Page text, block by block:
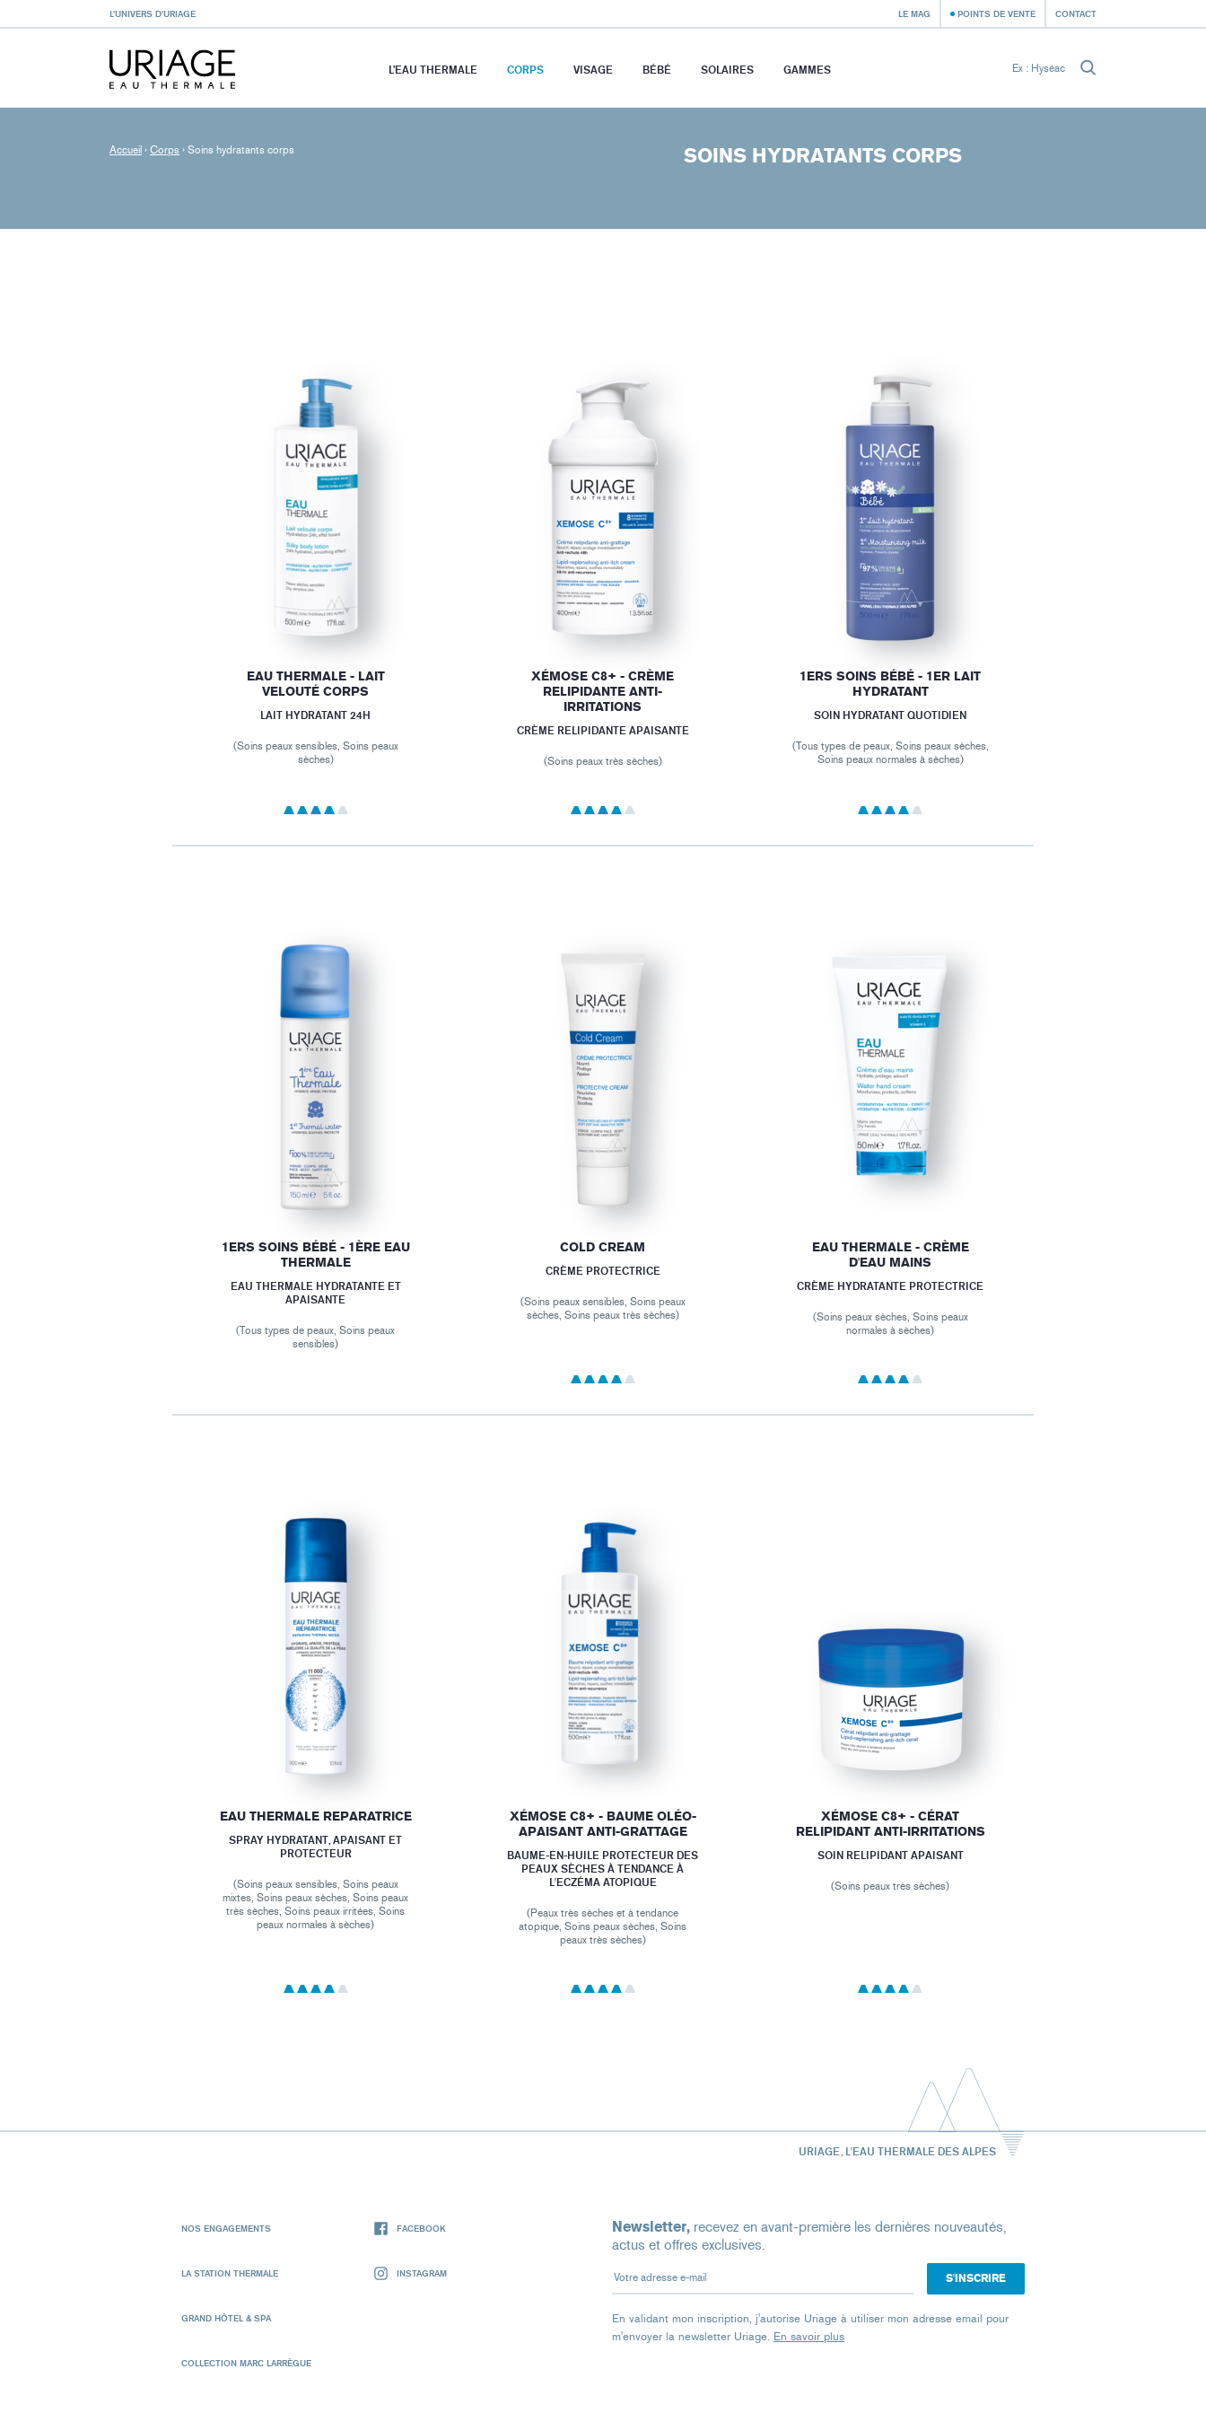
L’UNIVERS D’URIAGE LE MAG POINTS DE VENTE CONTACT
L’EAU THERMALE CORPS VISAGE BÉBÉ SOLAIRES GAMMES
Accueil › Corps › Soins hydratants corps SOINS HYDRATANTS CORPS
EAU THERMALE - LAIT
VELOUTÉ CORPS
LAIT HYDRATANT 24H
(Soins peaux sensibles, Soins peaux
sèches)
XÉMOSE C8+ - CRÈME
RELIPIDANTE ANTI-
IRRITATIONS
CRÈME RELIPIDANTE APAISANTE
(Soins peaux très sèches)
1ERS SOINS BÉBÉ - 1ER LAIT
HYDRATANT
SOIN HYDRATANT QUOTIDIEN
(Tous types de peaux, Soins peaux sèches,
Soins peaux normales à sèches)
1ERS SOINS BÉBÉ - 1ÈRE EAU
THERMALE
EAU THERMALE HYDRATANTE ET
APAISANTE
(Tous types de peaux, Soins peaux
sensibles)
COLD CREAM
CRÈME PROTECTRICE
(Soins peaux sensibles, Soins peaux
sèches, Soins peaux très sèches)
EAU THERMALE - CRÈME
D'EAU MAINS
CRÈME HYDRATANTE PROTECTRICE
(Soins peaux sèches, Soins peaux
normales à sèches)
EAU THERMALE REPARATRICE
SPRAY HYDRATANT, APAISANT ET
PROTECTEUR
(Soins peaux sensibles, Soins peaux
mixtes, Soins peaux sèches, Soins peaux
très sèches, Soins peaux irritées, Soins
peaux normales à sèches)
XÉMOSE C8+ - BAUME OLÉO-
APAISANT ANTI-GRATTAGE
BAUME-EN-HUILE PROTECTEUR DES
PEAUX SÈCHES À TENDANCE À
L'ECZÉMA ATOPIQUE
(Peaux très sèches et à tendance
atopique, Soins peaux sèches, Soins
peaux très sèches)
XÉMOSE C8+ - CÉRAT
RELIPIDANT ANTI-IRRITATIONS
SOIN RELIPIDANT APAISANT
(Soins peaux très sèches)
URIAGE, L'EAU THERMALE DES ALPES
NOS ENGAGEMENTS
LA STATION THERMALE
GRAND HÔTEL & SPA
COLLECTION MARC LARRÈGUE
FACEBOOK
INSTAGRAM
Newsletter, recevez en avant-première les dernières nouveautés,
actus et offres exclusives.
Votre adresse e-mail
En validant mon inscription, j'autorise Uriage à utiliser mon adresse email pour
m'envoyer la newsletter Uriage. En savoir plus